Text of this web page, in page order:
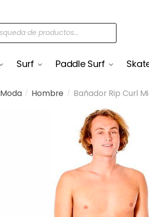
Surf Paddle Surf
Moda / Hombre / Bañador Rip Curl